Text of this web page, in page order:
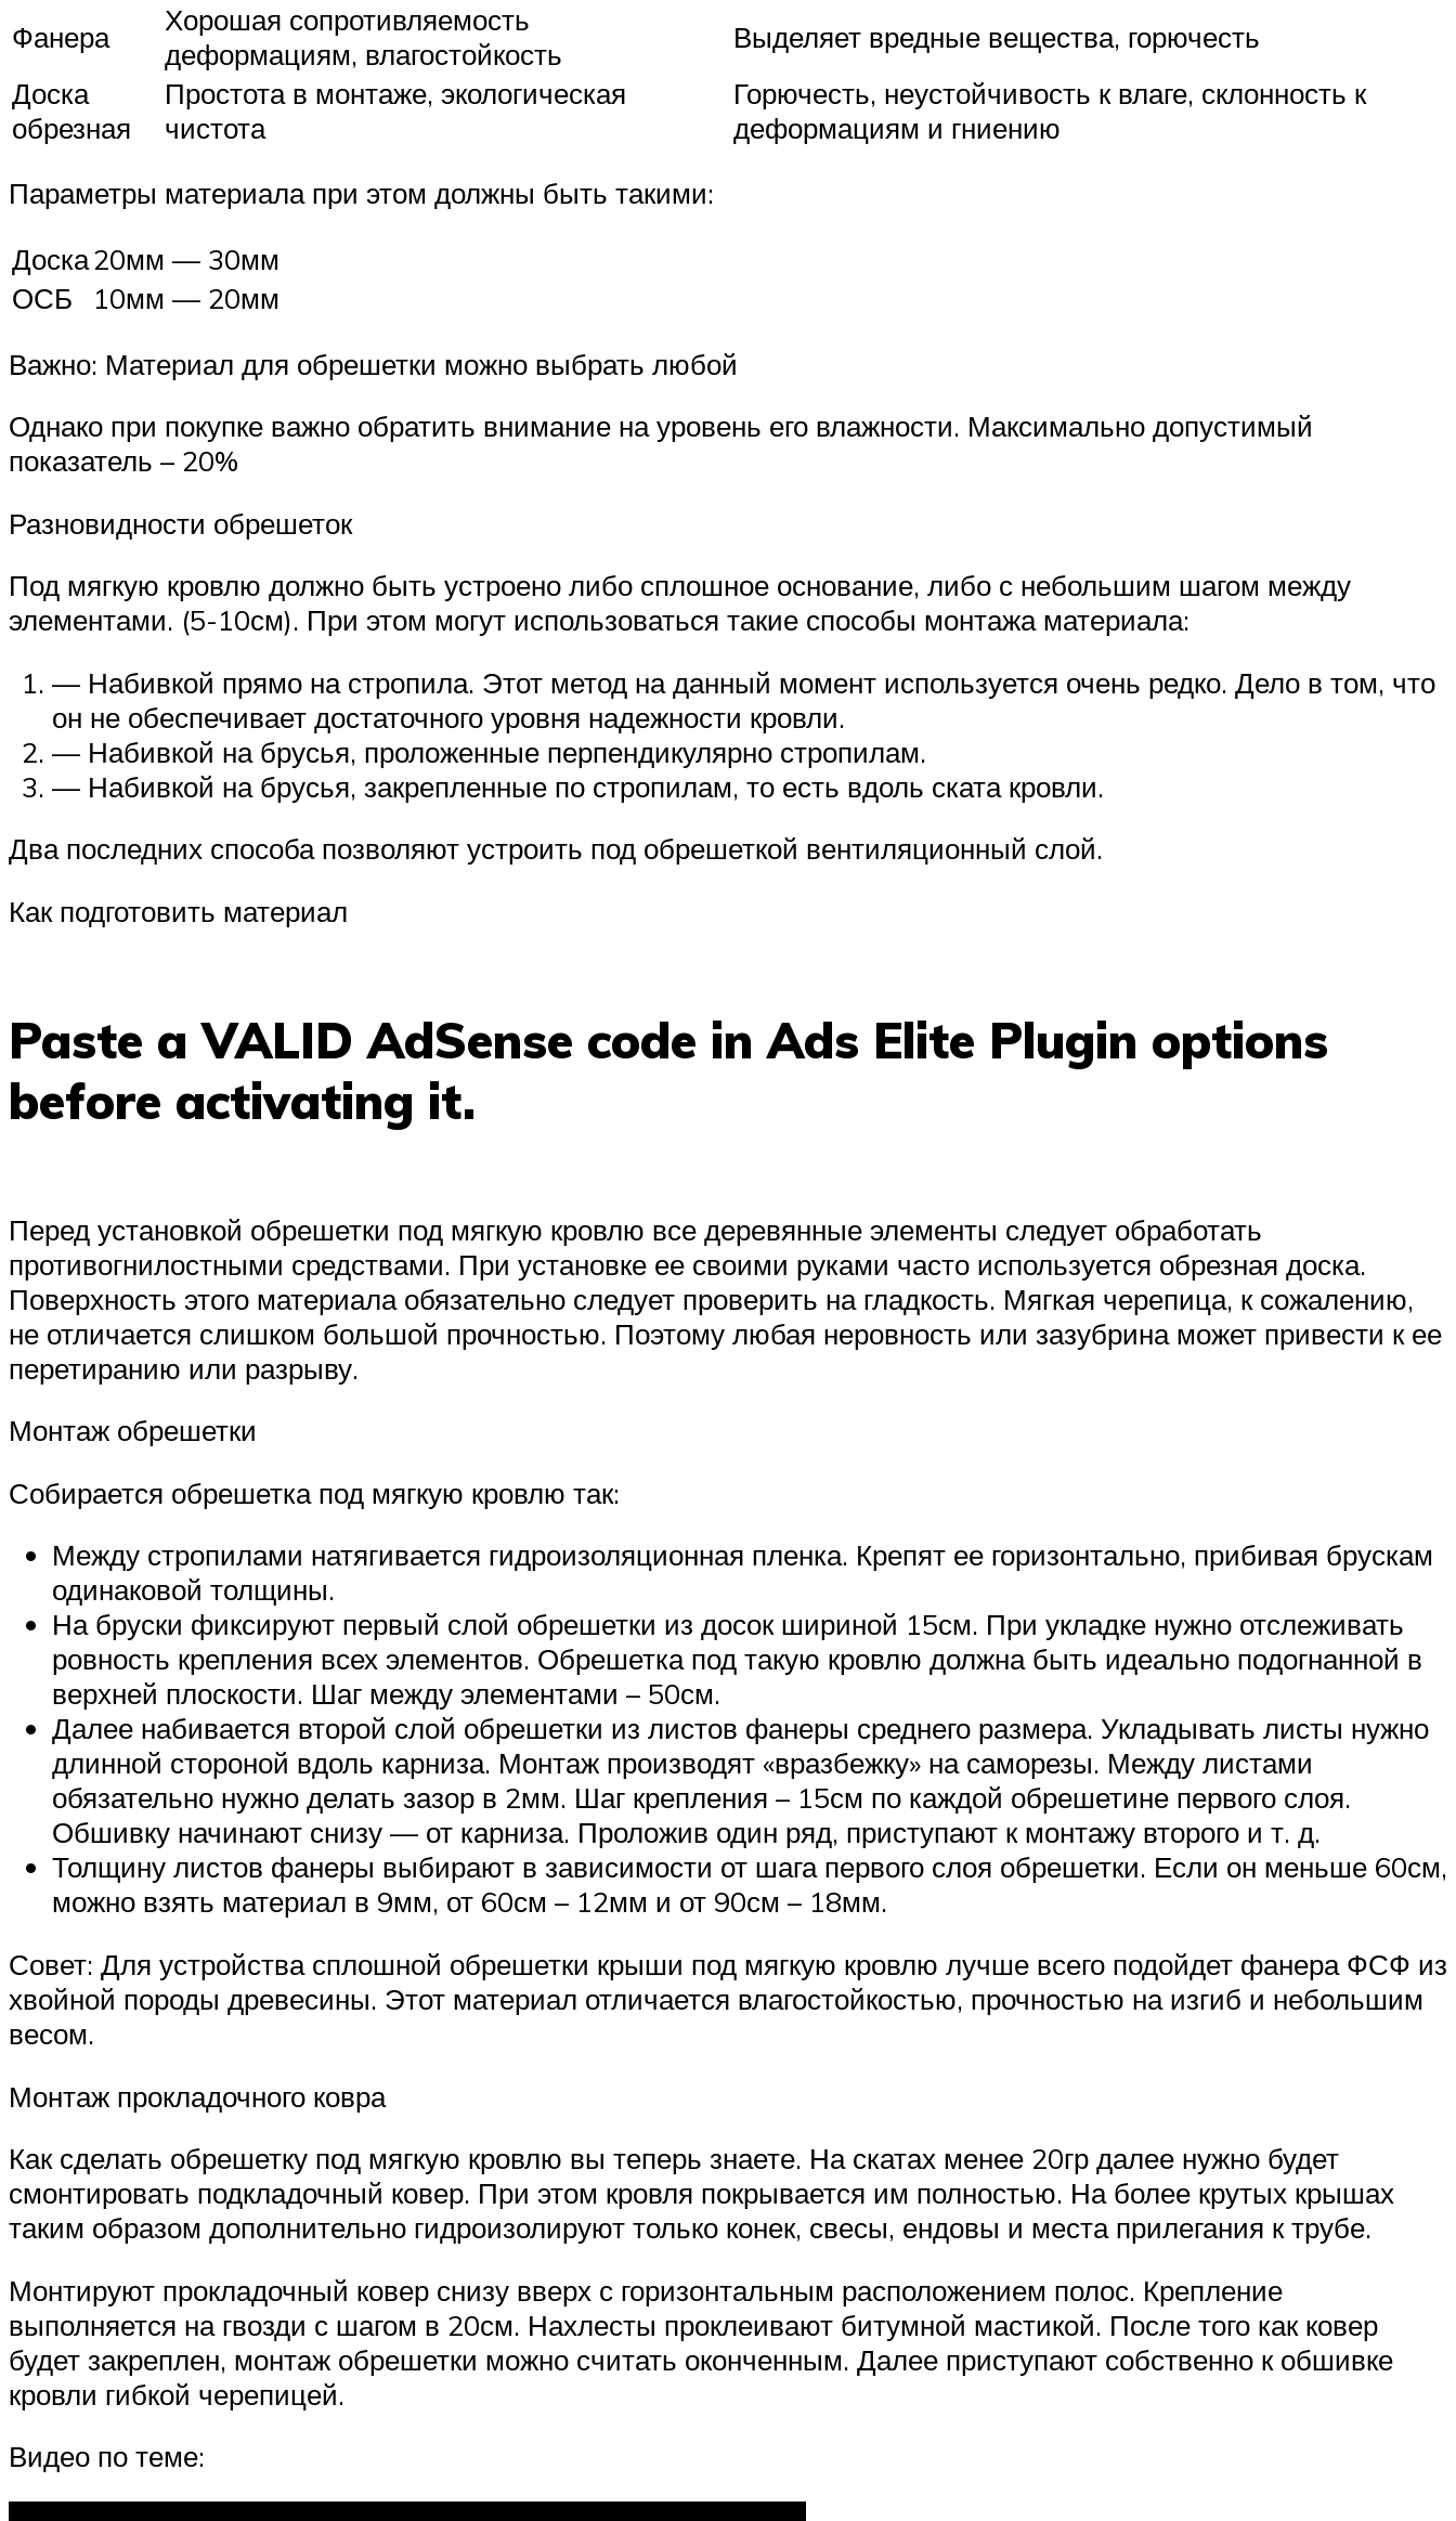
Фанера
Хорошая сопротивляемость
деформациям, влагостойкость
Выделяет вредные вещества, горючесть
Доска
обрезная
Простота в монтаже, экологическая
чистота
Горючесть, неустойчивость к влаге, склонность к
деформациям и гниению
Параметры материала при этом должны быть такими:
Доска20мм — 30мм
ОСБ
10мм — 20мм
Важно: Материал для обрешетки можно выбрать любой
Однако при покупке важно обратить внимание на уровень его влажности. Максимально допустимый
показатель – 20%
Разновидности обрешеток
Под мягкую кровлю должно быть устроено либо сплошное основание, либо с небольшим шагом между
элементами. (5-10см). При этом могут использоваться такие способы монтажа материала:
— Набивкой прямо на стропила. Этот метод на данный момент используется очень редко. Дело в том, что
он не обеспечивает достаточного уровня надежности кровли.
— Набивкой на брусья, проложенные перпендикулярно стропилам.
— Набивкой на брусья, закрепленные по стропилам, то есть вдоль ската кровли.
Два последних способа позволяют устроить под обрешеткой вентиляционный слой.
Как подготовить материал
Paste a VALID AdSense code in Ads Elite Plugin options
before activating it.
Перед установкой обрешетки под мягкую кровлю все деревянные элементы следует обработать
противогнилостными средствами. При установке ее своими руками часто используется обрезная доска.
Поверхность этого материала обязательно следует проверить на гладкость. Мягкая черепица, к сожалению,
не отличается слишком большой прочностью. Поэтому любая неровность или зазубрина может привести к ее
перетиранию или разрыву.
Монтаж обрешетки
Собирается обрешетка под мягкую кровлю так:
Между стропилами натягивается гидроизоляционная пленка. Крепят ее горизонтально, прибивая брускам
одинаковой толщины.
На бруски фиксируют первый слой обрешетки из досок шириной 15см. При укладке нужно отслеживать
ровность крепления всех элементов. Обрешетка под такую кровлю должна быть идеально подогнанной в
верхней плоскости. Шаг между элементами – 50см.
Далее набивается второй слой обрешетки из листов фанеры среднего размера. Укладывать листы нужно
длинной стороной вдоль карниза. Монтаж производят «вразбежку» на саморезы. Между листами
обязательно нужно делать зазор в 2мм. Шаг крепления – 15см по каждой обрешетине первого слоя.
Обшивку начинают снизу — от карниза. Проложив один ряд, приступают к монтажу второго и т. д.
Толщину листов фанеры выбирают в зависимости от шага первого слоя обрешетки. Если он меньше 60см,
можно взять материал в 9мм, от 60см – 12мм и от 90см – 18мм.
Совет: Для устройства сплошной обрешетки крыши под мягкую кровлю лучше всего подойдет фанера ФСФ из
хвойной породы древесины. Этот материал отличается влагостойкостью, прочностью на изгиб и небольшим
весом.
Монтаж прокладочного ковра
Как сделать обрешетку под мягкую кровлю вы теперь знаете. На скатах менее 20гр далее нужно будет
смонтировать подкладочный ковер. При этом кровля покрывается им полностью. На более крутых крышах
таким образом дополнительно гидроизолируют только конек, свесы, ендовы и места прилегания к трубе.
Монтируют прокладочный ковер снизу вверх с горизонтальным расположением полос. Крепление
выполняется на гвозди с шагом в 20см. Нахлесты проклеивают битумной мастикой. После того как ковер
будет закреплен, монтаж обрешетки можно считать оконченным. Далее приступают собственно к обшивке
кровли гибкой черепицей.
Видео по теме: